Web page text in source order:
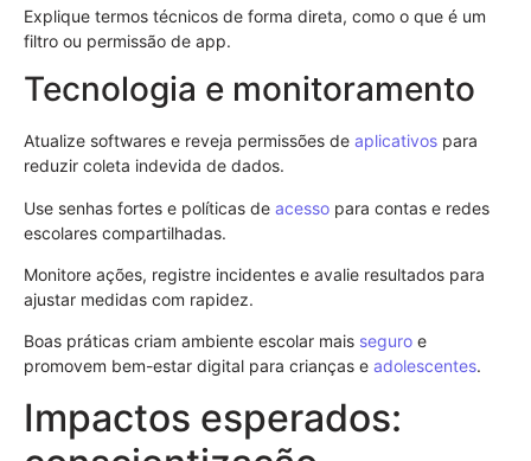
Explique termos técnicos de forma direta, como o que é um
filtro ou permissão de app.
Tecnologia e monitoramento
Atualize softwares e reveja permissões de aplicativos para
reduzir coleta indevida de dados.
Use senhas fortes e políticas de acesso para contas e redes
escolares compartilhadas.
Monitore ações, registre incidentes e avalie resultados para
ajustar medidas com rapidez.
Boas práticas criam ambiente escolar mais seguro e
promovem bem-estar digital para crianças e adolescentes.
Impactos esperados: